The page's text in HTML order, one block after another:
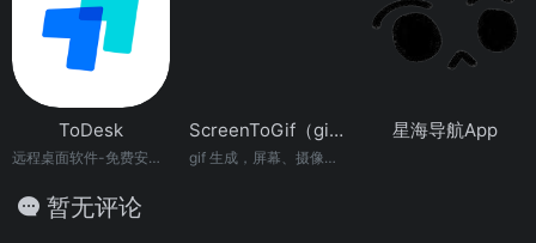
ToDesk
远程桌面软件-免费安全流畅的远程连接电脑手机
ScreenToGif（gif录制软件，支持编辑）
gif 生成，屏幕、摄像头和画板录制，并有内置编辑器
星海导航App
暂无评论